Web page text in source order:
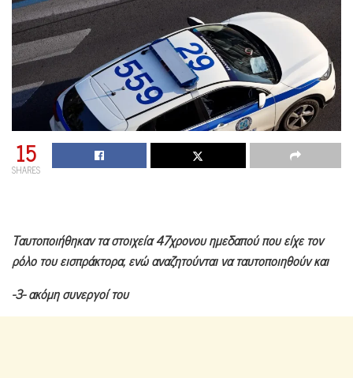
15
SHARES
Ταυτοποιήθηκαν τα στοιχεία 47χρονου ημεδαπού που είχε τον
ρόλο του εισπράκτορα, ενώ αναζητούνται να ταυτοποιηθούν και
-3- ακόμη συνεργοί του